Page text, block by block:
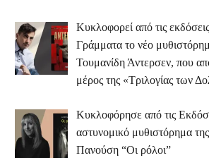
Κυκλοφορεί από τις
Γράμματα το νέο
Τουμανίδη Άντερσεν, που
μέρος της «Τριλογίας των
Κυκλοφόρησε από τις
αστυνομικό μυθιστόρημα
Πανούση “Οι ρόλοι”